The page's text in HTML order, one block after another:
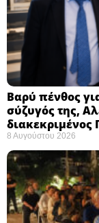
Βαρύ πένθος
σύζυγός της,
8 Αυγούστου 2026